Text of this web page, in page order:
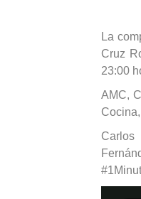
La
Cruz
23:00
AMC,
Carlos